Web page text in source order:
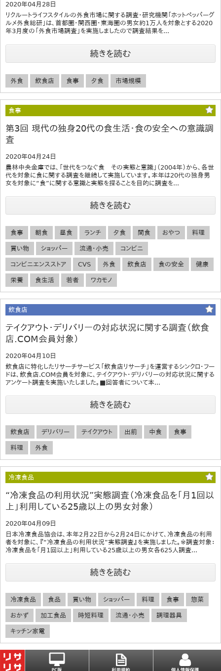
2020年04月28日
リクルートライフスタイルの外食市場に関する調査・研究機関「ホットペッパーグ
ルメ外食総研」は、首都圏・関西圏・東海圏の男女約1万人を対象とする2020
年3月度の「外食市場調査」を実施しましたので調査結果を...
続きを読む
外食 飲食店 食事 夕食 市場規模
食事
第3回 現代の独身20代の食生活・食の安全への意識調
査
2020年04月24日
農林中央金庫では、「世代をつなぐ食 その実態と意識」（2004年）から、各世
代を対象に食に関する調査を継続して実施しています。本年は20代の独身男
女を対象に“食”に関する意識と実態を探ることを目的に調査を...
続きを読む
食事 朝食 昼食 ランチ 夕食 間食 おやつ 料理
買い物 ショッパー 流通・小売 コンビニ
コンビニエンスストア CVS 外食 飲食店 食の安全 健康
栄養 食生活 若者 ワカモノ
飲食店
テイクアウト・デリバリーの対応状況に関する調査（飲食
店.COM会員対象）
2020年04月10日
飲食店に特化したリサーチサービス「飲食店リサーチ」を運営するシンクロ・フー
ドは、飲食店.COM会員を対象に、テイクアウト・デリバリーの対応状況に関する
アンケート調査を実施いたしました。■回答者について本...
続きを読む
飲食店 デリバリー テイクアウト 出前 中食 食事
料理 外食
冷凍食品
“冷凍食品の利用状況”実態調査（冷凍食品を「月1回以
上」利用している25歳以上の男女対象）
2020年04月09日
日本冷凍食品協会は、本年2月22日から2月24日にかけて、冷凍食品の利用
者を対象に、『“冷凍食品の利用状況”実態調査』を実施しました。※調査対象：
冷凍食品を「月1回以上」利用している25歳以上の男女各625人調査...
続きを読む
冷凍食品 食品 買い物 ショッパー 料理 食事 惣菜
おかず 加工食品 時短料理 流通・小売 調理器具
キッチン家電